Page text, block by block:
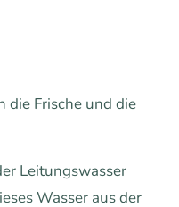
die Frische und die
Leitungswasser
Wasser aus der